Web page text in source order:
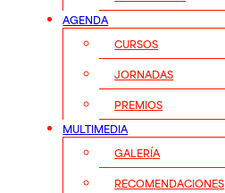
AGENDA
CURSOS
JORNADAS
PREMIOS
MULTIMEDIA
GALERÍA
RECOMENDACIONES